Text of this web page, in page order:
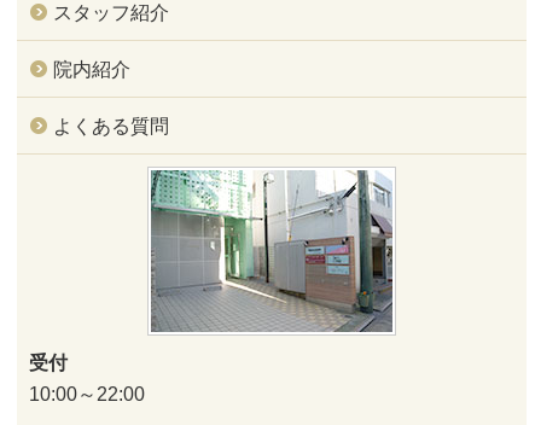
スタッフ紹介
院内紹介
よくある質問
受付
10:00～22:00